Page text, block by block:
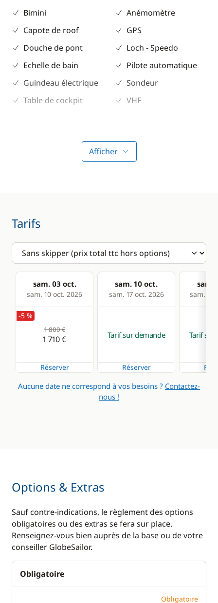
Bimini
Capote de roof
Douche de pont
Echelle de bain
Guindeau électrique
Table de cockpit
Anémomètre
GPS
Loch - Speedo
Pilote automatique
Sondeur
VHF
Cuisinière
Eau chaude
Plateforme de bain
Afficher
Tarifs
sam. 03 oct.
sam. 10 oct. 2026
sam. 10 oct.
sam. 17 oct. 2026
sam.
sam. 24
-5 %
1 800 €
1 710 €
Réserver
Tarif sur demande
Réserver
Tarif sur
Aucune date ne correspond à vos besoins ? Contactez-
nous !
Options & Extras
Sauf contre-indications, le règlement des options
obligatoires ou des extras se fera sur place.
Renseignez-vous bien auprès de la base ou de votre
conseiller GlobeSailor.
Obligatoire
Obligatoire